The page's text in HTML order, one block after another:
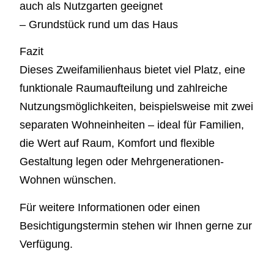
auch als Nutzgarten geeignet
– Grundstück rund um das Haus
Fazit
Dieses Zweifamilienhaus bietet viel Platz, eine
funktionale Raumaufteilung und zahlreiche
Nutzungsmöglichkeiten, beispielsweise mit zwei
separaten Wohneinheiten – ideal für Familien,
die Wert auf Raum, Komfort und flexible
Gestaltung legen oder Mehrgenerationen-
Wohnen wünschen.
Für weitere Informationen oder einen
Besichtigungstermin stehen wir Ihnen gerne zur
Verfügung.